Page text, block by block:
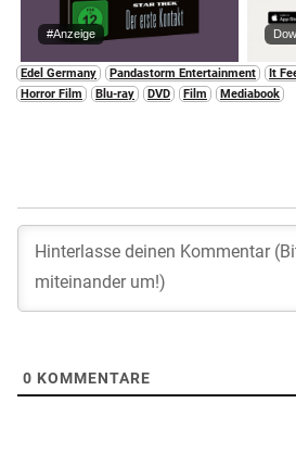
#Anzeige
Edel Germany Pandastorm Entertainment It
Horror Film
Blu-ray DVD Film Mediabook
0 KOMMENTARE